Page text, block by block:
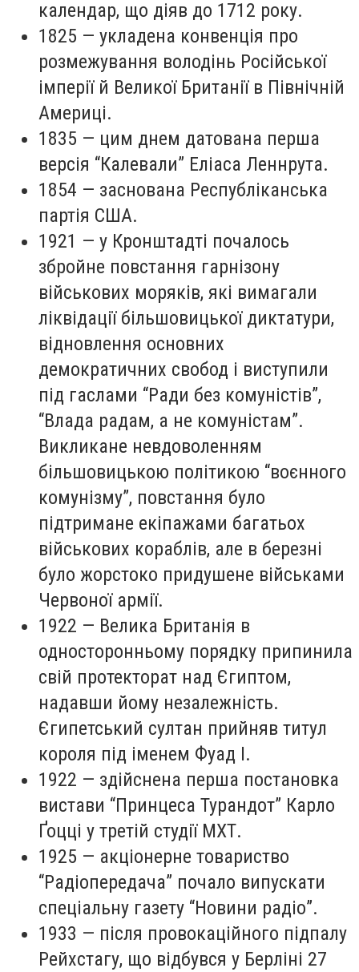
календар, що діяв до 1712 року.
1825 — укладена конвенція про
розмежування володінь Російської
імперії й Великої Британії в Північній
Америці.
1835 — цим днем датована перша
версія “Калевали” Еліаса Леннрута.
1854 — заснована Республіканська
партія США.
1921 — у Кронштадті почалось
збройне повстання гарнізону
військових моряків, які вимагали
ліквідації більшовицької диктатури,
відновлення основних
демократичних свобод і виступили
під гаслами “Ради без комуністів”,
“Влада радам, а не комуністам”.
Викликане невдоволенням
більшовицькою політикою “воєнного
комунізму”, повстання було
підтримане екіпажами багатьох
військових кораблів, але в березні
було жорстоко придушене військами
Червоної армії.
1922 — Велика Британія в
односторонньому порядку припинила
свій протекторат над Єгиптом,
надавши йому незалежність.
Єгипетський султан прийняв титул
короля під іменем Фуад I.
1922 — здійснена перша постановка
вистави “Принцеса Турандот” Карло
Ґоцці у третій студії МХТ.
1925 — акціонерне товариство
“Радіопередача” почало випускати
спеціальну газету “Новини радіо”.
1933 — після провокаційного підпалу
Рейхстагу, що відбувся у Берліні 27